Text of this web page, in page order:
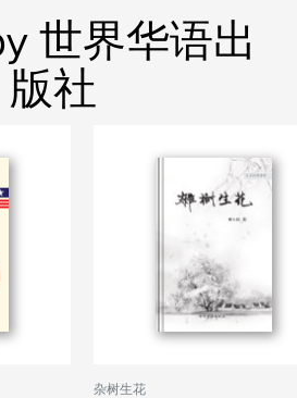
世界华语出
版社
杂树生花